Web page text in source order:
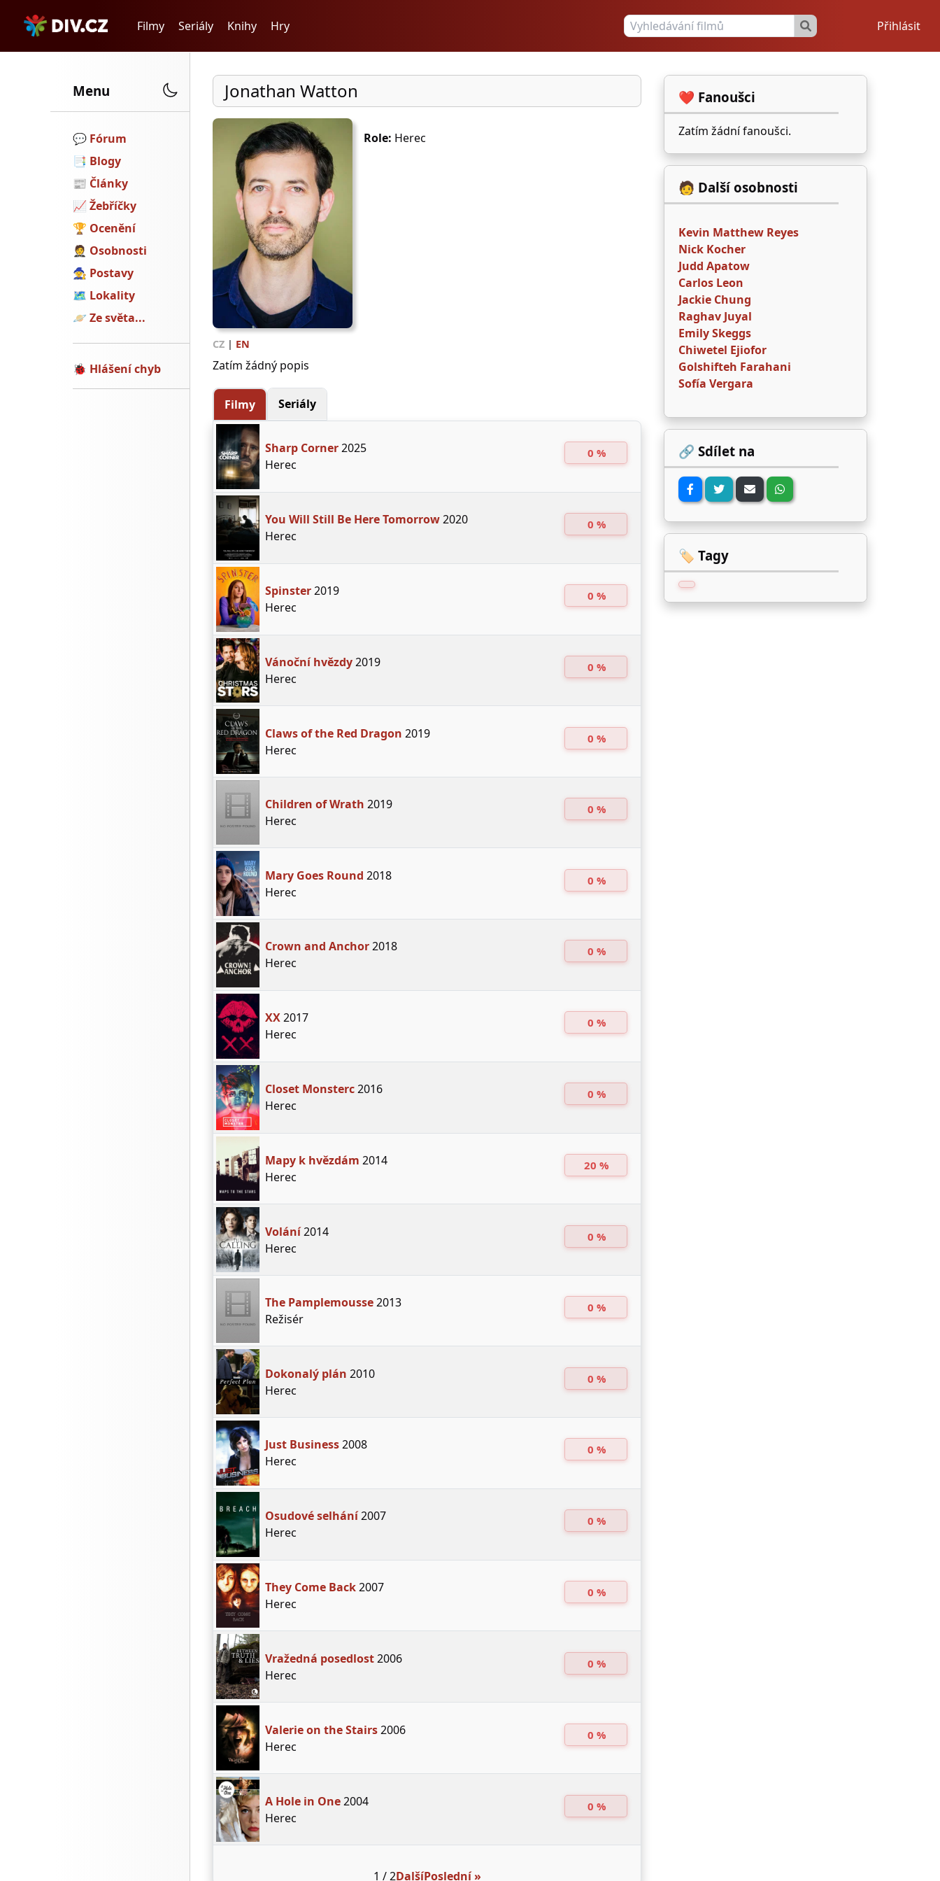
Filmy Seriály Knihy Hry Přihlásit
Menu
💬️ Fórum
📑 Blogy
📰 Články
📈 Žebříčky
🏆 Ocenění
🤵 Osobnosti
🧙 Postavy
🗺 Lokality
🪐 Ze světa...
🐞 Hlášení chyb
Jonathan Watton
Role: Herec
CZ | EN
Zatím žádný popis
Filmy Seriály
Sharp Corner2025
Herec
0 %
You Will Still Be Here Tomorrow2020
Herec
0 %
Spinster2019
Herec
0 %
Vánoční hvězdy2019
Herec
0 %
Claws of the Red Dragon 2019
Herec
0 %
Children of Wrath 2019
Herec
0 %
Mary Goes Round 2018
Herec
0 %
Crown and Anchor2018
Herec
0 %
XX2017
Herec
0 %
Closet Monsterc2016
Herec
0 %
Mapy k hvězdám 2014
Herec
20 %
Volání2014
Herec
0 %
The Pamplemousse2013
Režisér
0 %
Dokonalý plán 2010
Herec
0 %
Just Business2008
Herec
0 %
Osudové selhání2007
Herec
0 %
They Come Back2007
Herec
0 %
Vražedná posedlost2006
Herec
0 %
Valerie on the Stairs2006
Herec
0 %
A Hole in One2004
Herec
0 %
1 / 2DalšíPoslední »
❤️ Fanoušci
Zatím žádní fanoušci.
🧑 Další osobnosti
Kevin Matthew Reyes
Nick Kocher
Judd Apatow
Carlos Leon
Jackie Chung
Raghav Juyal
Emily Skeggs
Chiwetel Ejiofor
Golshifteh Farahani
Sofía Vergara
🔗 Sdílet na
🏷️ Tagy